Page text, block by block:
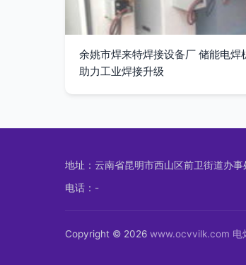
余姚市焊来特焊接设备厂 储能电焊
助力工业焊接升级
地址：云南省昆明市西山区前卫街道办
电话：-
Copyright © 2026 www.ocvvilk.com 电